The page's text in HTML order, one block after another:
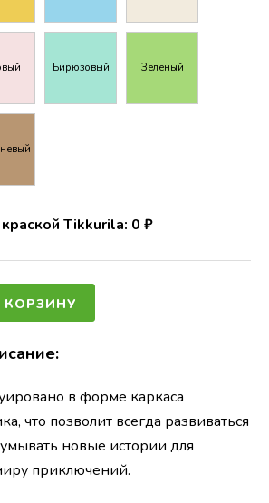
Бирюзовый Зеленый
Tikkurila: 0 ₽
в форме каркаса
что позволит всегда развиваться
новые истории для
приключений.